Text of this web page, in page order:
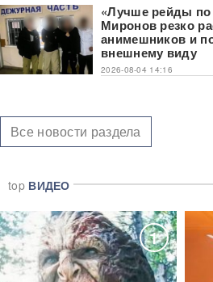
«Лучше рейды
Миронов резко
анимешников и
внешнему виду
2026-08-04 14:16
Все новости раздела
top ВИДЕО
1